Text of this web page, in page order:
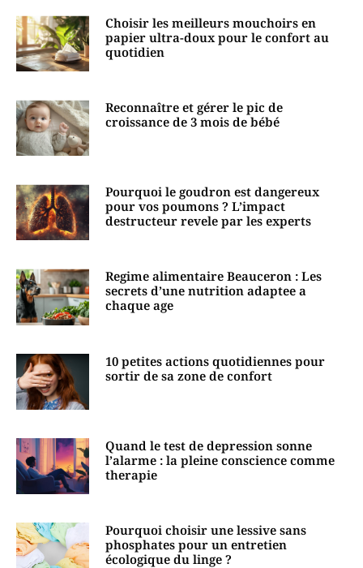
Choisir les meilleurs mouchoirs en
papier ultra-doux pour le confort au
quotidien
Reconnaître et gérer le pic de
croissance de 3 mois de bébé
Pourquoi le goudron est dangereux
pour vos poumons ? L’impact
destructeur revele par les experts
Regime alimentaire Beauceron : Les
secrets d’une nutrition adaptee a
chaque age
10 petites actions quotidiennes pour
sortir de sa zone de confort
Quand le test de depression sonne
l’alarme : la pleine conscience comme
therapie
Pourquoi choisir une lessive sans
phosphates pour un entretien
écologique du linge ?